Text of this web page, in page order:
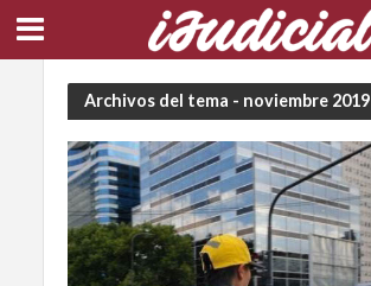
Archivos del tema - noviembre 2019